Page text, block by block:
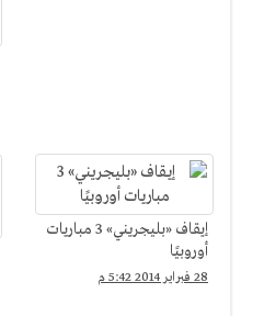
إيقاف «بليجريني» 3 مباريات
أوروبيًا
28 فبراير 2014 5:42 م